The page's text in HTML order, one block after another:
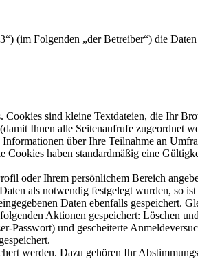
Folgenden „der Betreiber“) die
sind kleine Textdateien, die Ihr
Ihnen alle Seitenaufrufe zugeordnet
über Ihre Teilnahme an
haben standardmäßig eine
oder Ihrem persönlichem Bereich
als notwendig festgelegt wurden, so
Daten ebenfalls gespeichert.
Aktionen gespeichert: Löschen
und gescheiterte
werden. Dazu gehören Ihr